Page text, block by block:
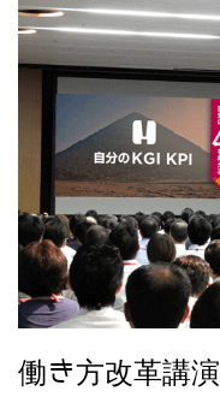
働き方改革講演